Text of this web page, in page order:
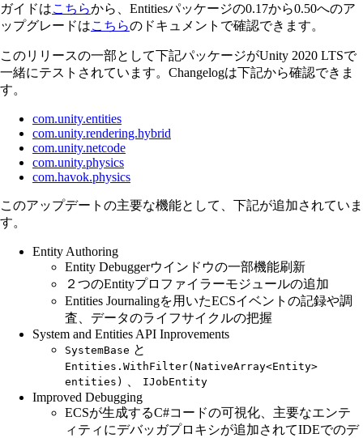
ガイドはこちらから、Entitiesパッケージの0.17から0.50へのア
ップグレードはこちらのドキュメントで確認できます。
このリリースの一部として下記パッケージがUnity 2020 LTSで
一緒にテストされています。Changelogは下記から確認できま
す。
com.unity.entities
com.unity.rendering.hybrid
com.unity.netcode
com.unity.physics
com.havok.physics
このアップデートの主要な機能として、下記が追加されていま
す。
Entity Authoring
Entity Debuggerウインドウの一部機能刷新
２つのEntityプロファイラーモジュールの追加
Entities Journalingを用いたECSイベントの記録や調
査、データのライフサイクルの把握
System and Entities API Inprovements
SystemBase と
Entities.WithFilter(NativeArray<Entity>
entities)
IJobEntity
Improved Debugging
ECSが生成するC#コードの可視化、主要なエンテ
ィティにデバッガプロキシが追加されてIDEでのデ